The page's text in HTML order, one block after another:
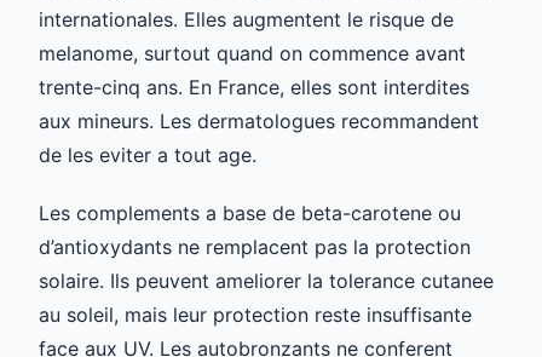
internationales. Elles augmentent le risque de
melanome, surtout quand on commence avant
trente-cinq ans. En France, elles sont interdites
aux mineurs. Les dermatologues recommandent
de les eviter a tout age.
Les complements a base de beta-carotene ou
d’antioxydants ne remplacent pas la protection
solaire. Ils peuvent ameliorer la tolerance cutanee
au soleil, mais leur protection reste insuffisante
face aux UV. Les autobronzants ne conferent